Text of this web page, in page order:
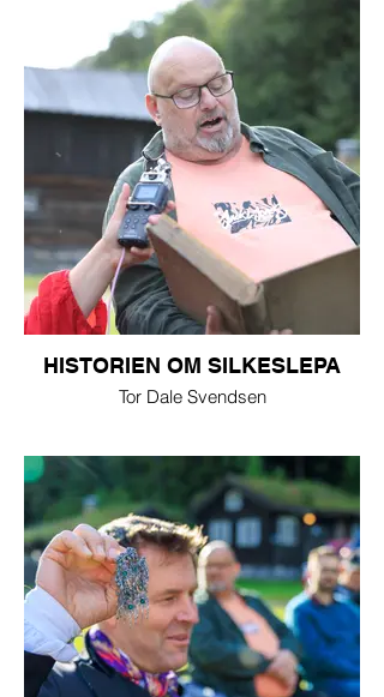
HISTORIEN OM SILKESLEPA
Tor Dale Svendsen